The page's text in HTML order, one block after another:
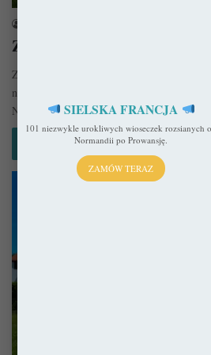
Zamek Sovinec w Czechach
Zamek Sovinec to dziś miejsce
nadszarpnięte zębem czasu. Spokojna
Niskiego Jesionika wprowadzają…
Czytaj więcej »
SIELSKA FRANCJA
101 niezwykle urokliwych wioseczek rozsianych
Normandii po Prowansję.
ZAMÓW TERAZ